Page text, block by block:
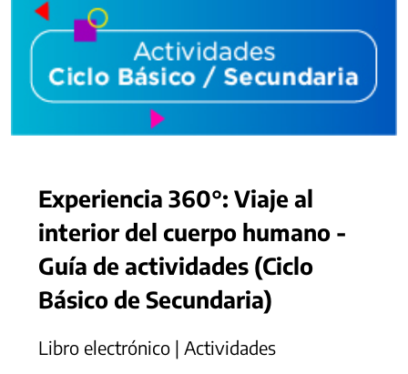
Experiencia 360°: Viaje al
interior del cuerpo humano -
Guía de actividades (Ciclo
Básico de Secundaria)
Libro electrónico | Actividades